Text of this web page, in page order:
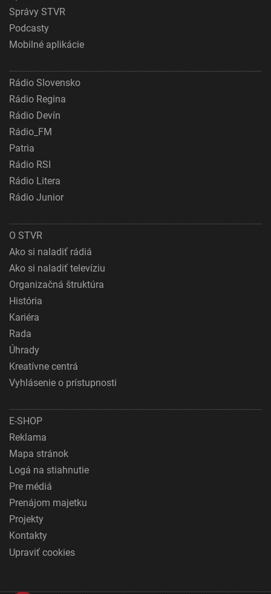
Správy STVR
Podcasty
Mobilné aplikácie
Rádio Slovensko
Rádio Regina
Rádio Devín
Rádio_FM
Patria
Rádio RSI
Rádio Litera
Rádio Junior
O STVR
Ako si naladiť rádiá
Ako si naladiť televíziu
Organizačná štruktúra
História
Kariéra
Rada
Úhrady
Kreatívne centrá
Vyhlásenie o prístupnosti
E-SHOP
Reklama
Mapa stránok
Logá na stiahnutie
Pre médiá
Prenájom majetku
Projekty
Kontakty
Upraviť cookies